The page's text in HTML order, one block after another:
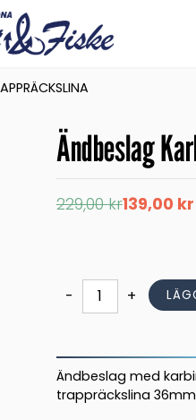
Ändbeslag
229,00kr
Det
ursprungliga
139,00 kr
Det
nuvarande
-
Ändbeslag
Karbinkrok
36mm
trappräckslina
mängd
+
Ändbeslag med
trappräckslina 36mm